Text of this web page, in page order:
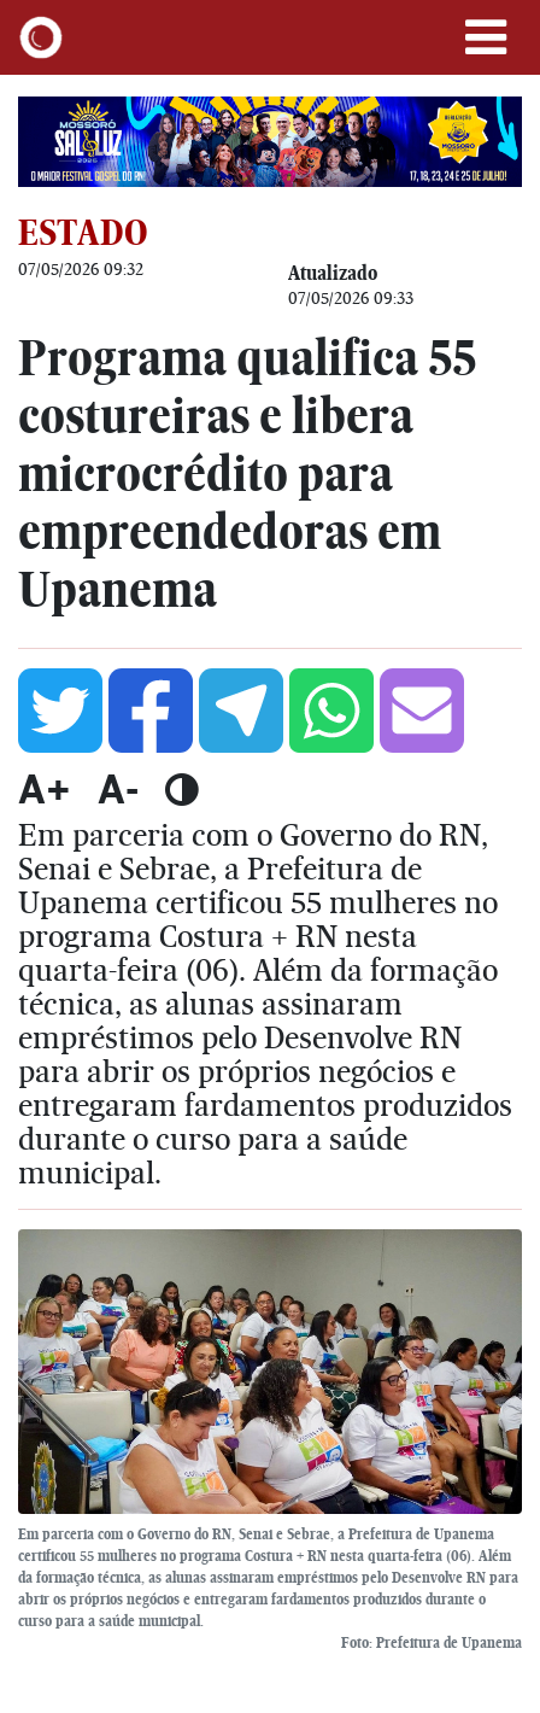
ESTADO
07/05/2026 09:32 Atualizado
07/05/2026 09:33
Programa qualifica 55
costureiras e libera
microcrédito para
empreendedoras em
Upanema
A+ A-
Em parceria com o Governo do RN,
Senai e Sebrae, a Prefeitura de
Upanema certificou 55 mulheres no
programa Costura + RN nesta
quarta-feira (06). Além da formação
técnica, as alunas assinaram
empréstimos pelo Desenvolve RN
para abrir os próprios negócios e
entregaram fardamentos produzidos
durante o curso para a saúde
municipal.
Em parceria com o Governo do RN, Senai e Sebrae, a Prefeitura de Upanema
certificou 55 mulheres no programa Costura + RN nesta quarta-feira (06). Além
da formação técnica, as alunas assinaram empréstimos pelo Desenvolve RN para
abrir os próprios negócios e entregaram fardamentos produzidos durante o
curso para a saúde municipal.
Foto: Prefeitura de Upanema